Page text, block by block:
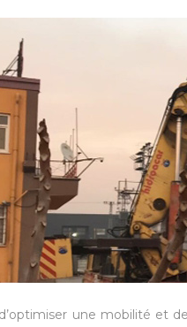
une mobilité et